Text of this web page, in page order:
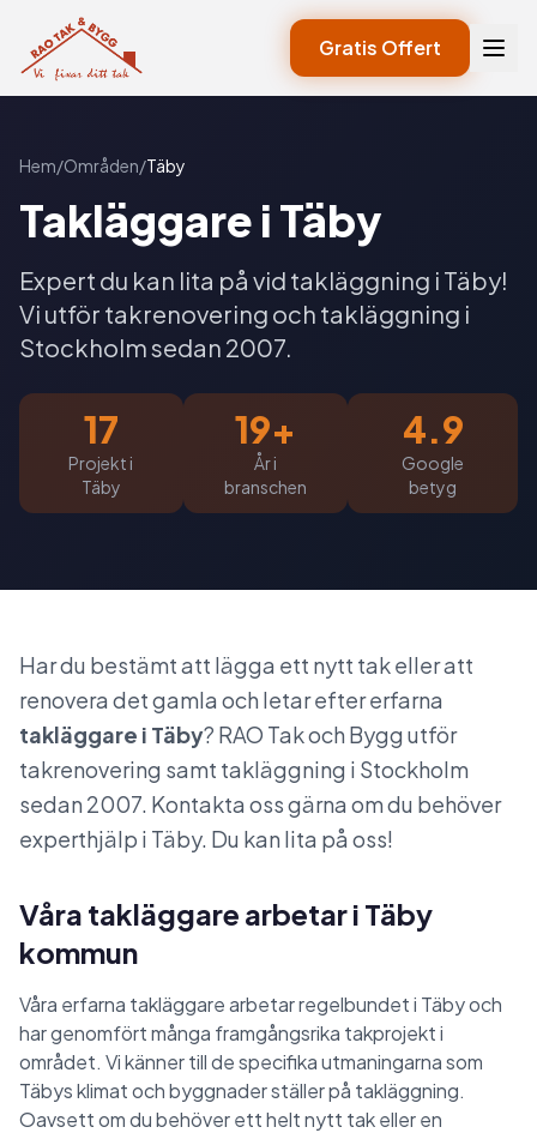
Gratis Offert
Hem/Områden/Täby
Takläggare i Täby
Expert du kan lita på vid takläggning i Täby!
Vi utför takrenovering och takläggning i
Stockholm sedan 2007.
17
Projekt i
Täby
19+
År i
branschen
4.9
Google
betyg
Har du bestämt att lägga ett nytt tak eller att
renovera det gamla och letar efter erfarna
takläggare i Täby? RAO Tak och Bygg utför
takrenovering samt takläggning i Stockholm
sedan 2007. Kontakta oss gärna om du behöver
experthjälp i Täby. Du kan lita på oss!
Våra takläggare arbetar i Täby
kommun
Våra erfarna takläggare arbetar regelbundet i Täby och
har genomfört många framgångsrika takprojekt i
området. Vi känner till de specifika utmaningarna som
Täbys klimat och byggnader ställer på takläggning.
Oavsett om du behöver ett helt nytt tak eller en